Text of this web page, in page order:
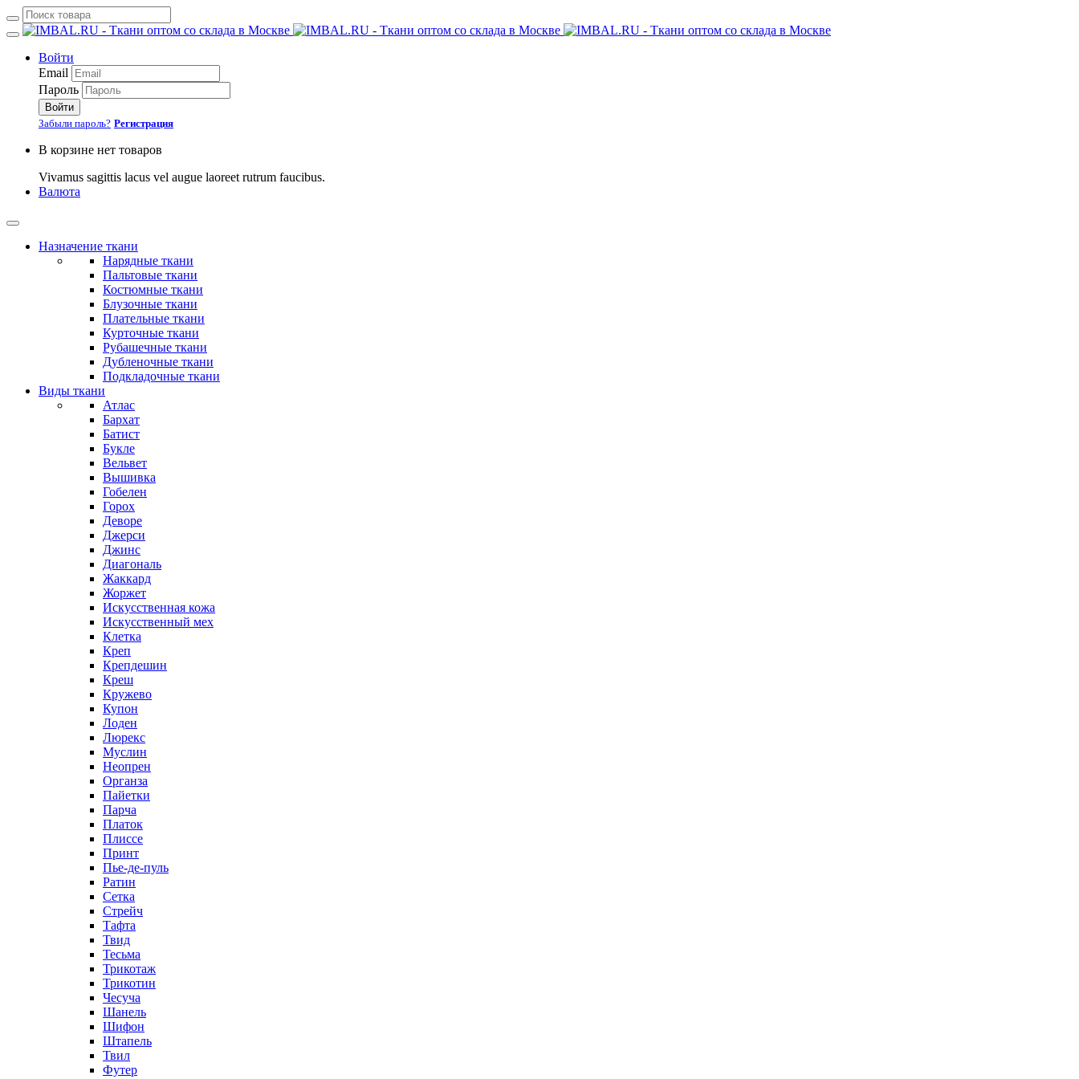
Войти
Email
Пароль
Войти
Забыли пароль? Регистрация
В корзине нет товаров
Vivamus sagittis lacus vel augue laoreet rutrum faucibus.
Валюта
Назначение ткани
Нарядные ткани
Пальтовые ткани
Костюмные ткани
Блузочные ткани
Плательные ткани
Курточные ткани
Рубашечные ткани
Дубленочные ткани
Подкладочные ткани
Виды ткани
Атлас
Бархат
Батист
Букле
Вельвет
Вышивка
Гобелен
Горох
Деворе
Джерси
Джинс
Диагональ
Жаккард
Жоржет
Искусственная кожа
Искусственный мех
Клетка
Креп
Крепдешин
Креш
Кружево
Купон
Лоден
Люрекс
Муслин
Неопрен
Органза
Пайетки
Парча
Платок
Плиссе
Принт
Пье-де-пуль
Ратин
Сетка
Стрейч
Тафта
Твид
Тесьма
Трикотаж
Трикотин
Чесуча
Шанель
Шифон
Штапель
Твил
Футер